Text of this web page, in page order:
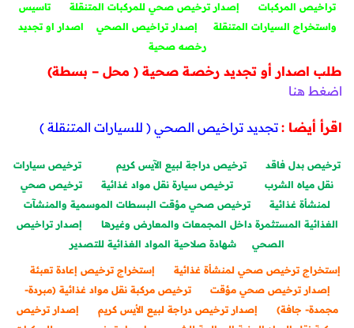
تراخيص المركبات إصدار ترخيص صحي للمركبات المتنقلة
تاسيس
واستخراج السيارات المتنقلة
إصدار تراخيص الصحي
اصدار او تجديد
رخصه صحية
طلب اصدار أو تجديد رخصـة صحية ( محل – بسطة)
اضغط هنا
اقرأ أيضا : تجديد تراخيص الصحي ( للسيارات المتنقلة )
ترخيص بدل فاقد ترخيص دراجة لبيع الآيس كريم
ترخيص سيارات
نقل مياه الشرب
ترخيص سيارة نقل مواد غذائية
ترخيص صحي
لمنشأة غذائية
ترخيص صحي مؤقت البسطات الموسمية والمنشآت
الغذائية المستثمرة داخل المجمعات والمعارض وغيرها
إصدار تراخيص
الصحي
شهادة صلاحية المواد الغذائية للتصدير
إستخراج ترخيص صحي لمنشأة غذائية
إستخراج ترخيص إعادة تعبئة
إصدار ترخيص صحي مؤقت
ترخيص مركبة نقل مواد غذائية (مبردة-
مجمدة- جافة)
إصدار ترخيص دراجة لبيع الأيس كريم
إصدار ترخيص